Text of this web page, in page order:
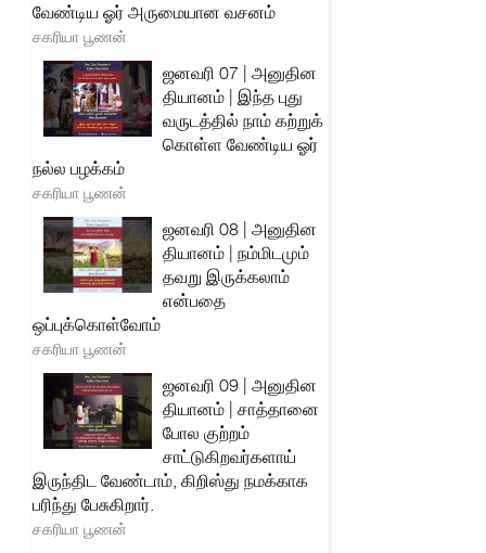
வேண்டிய ஓர் அருமையான வசனம்
சகரியா பூணன்
ஜனவரி 07 | அனுதின
தியானம் | இந்த புது
வருடத்தில் நாம் கற்றுக்
கொள்ள வேண்டிய ஓர்
நல்ல பழக்கம்
சகரியா பூணன்
ஜனவரி 08 | அனுதின
தியானம் | நம்மிடமும்
தவறு இருக்கலாம்
என்பதை
ஒப்புக்கொள்வோம்
சகரியா பூணன்
ஜனவரி 09 | அனுதின
தியானம் | சாத்தானை
போல குற்றம்
சாட்டுகிறவர்களாய்
இருந்திட வேண்டாம், கிறிஸ்து நமக்காக
பரிந்து பேசுகிறார்.
சகரியா பூணன்